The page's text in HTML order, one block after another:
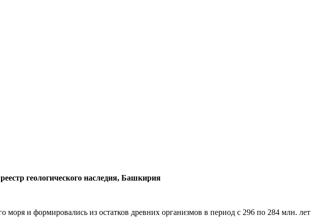
геологического наследия, Башкирия
и формировались из остатков древних организмов в период с 296 по 284 млн. лет